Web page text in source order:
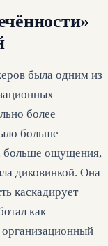
была одним из
более
больше
больше ощущения,
диковинкой. Она
каскадирует
как